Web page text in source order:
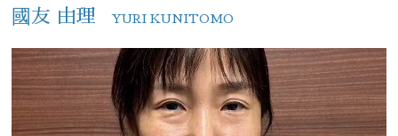
國友 由理
YURI KUNITOMO